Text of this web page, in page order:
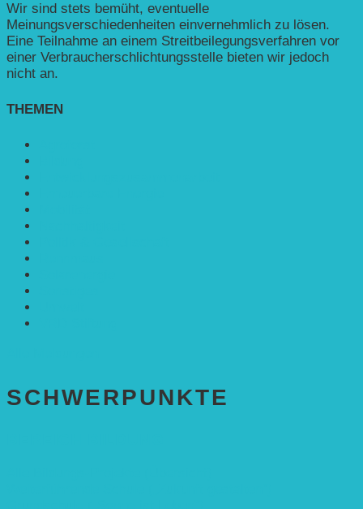
Wir sind stets bemüht, eventuelle
Meinungsverschiedenheiten einvernehmlich zu lösen.
Eine Teilnahme an einem Streitbeilegungsverfahren vor
einer Verbraucherschlichtungsstelle bieten wir jedoch
nicht an.
THEMEN
SCHWER­PUNKTE